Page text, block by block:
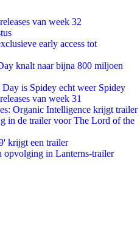
van week 32
early access tot
knalt naar bijna 800 miljoen
is Spidey echt weer Spidey
van week 31
Organic Intelligence krijgt trailer
in de trailer voor The Lord of the
krijgt een trailer
opvolging in Lanterns-trailer